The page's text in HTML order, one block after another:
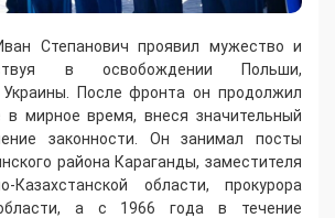
Степанович проявил мужество и
в освобождении Польши,
После фронта он продолжил
мирное время, внеся значительный
законности. Он занимал посты
района Караганды, заместителя
Казахстанской области, прокурора
области, а с 1966 года в течение